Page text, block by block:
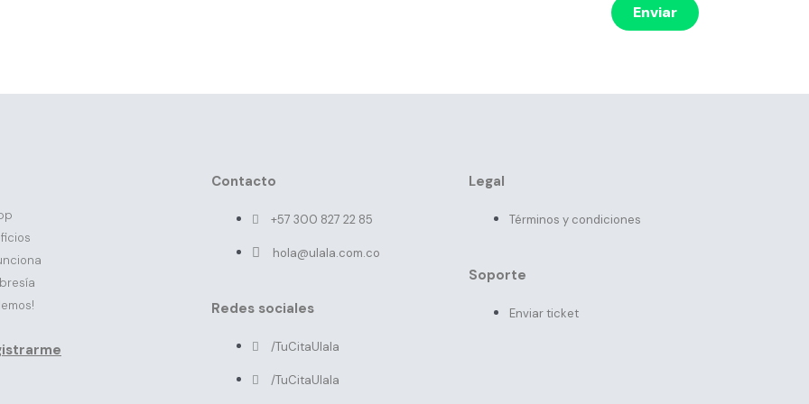
Enviar
Contacto
+57 300 827 22 85
hola@ulala.com.co
Redes sociales
/TuCitaUlala
/TuCitaUlala
Legal
Términos y condiciones
Soporte
Enviar ticket